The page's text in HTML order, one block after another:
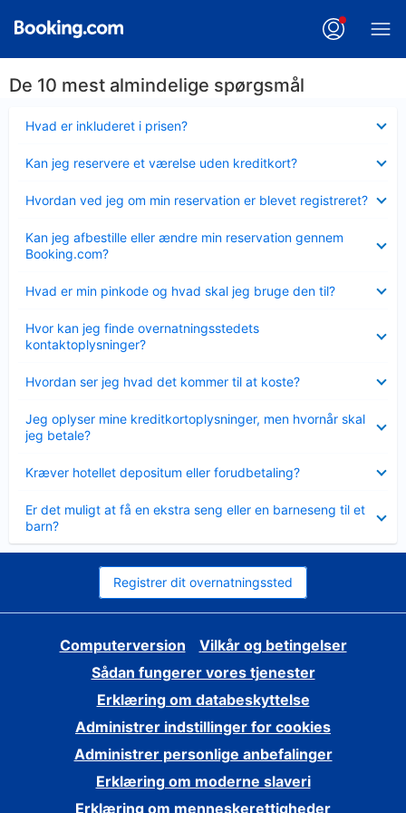
De 10 mest almindelige spørgsmål
Hvad er inkluderet i prisen?
Kan jeg reservere et værelse uden kreditkort?
Hvordan ved jeg om min reservation er blevet registreret?
Kan jeg afbestille eller ændre min reservation gennem
Booking.com?
Hvad er min pinkode og hvad skal jeg bruge den til?
Hvor kan jeg finde overnatningsstedets
kontaktoplysninger?
Hvordan ser jeg hvad det kommer til at koste?
Jeg oplyser mine kreditkortoplysninger, men hvornår skal
jeg betale?
Kræver hotellet depositum eller forudbetaling?
Er det muligt at få en ekstra seng eller en barneseng til et
barn?
Registrer dit overnatningssted
Computerversion
Vilkår og betingelser
Sådan fungerer vores tjenester
Erklæring om databeskyttelse
Administrer indstillinger for cookies
Administrer personlige anbefalinger
Erklæring om moderne slaveri
Erklæring om menneskerettigheder